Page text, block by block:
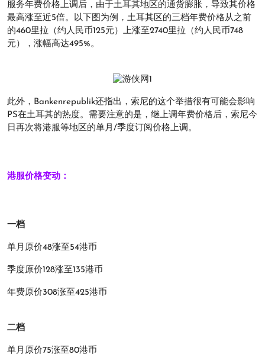
服务年费价格上调后，由于土耳其地区的通货膨胀，导致其价格
最高涨至近5倍。以下图为例，土耳其区的三档年费价格从之前
的460里拉（约人民币125元）上涨至2740里拉（约人民币748
元），涨幅高达495%。
此外，Bankenrepublik还指出，索尼的这个举措很有可能会影响
PS在土耳其的热度。需要注意的是，继上调年费价格后，索尼今
日再次将港服等地区的单月/季度订阅价格上调。
港服价格变动：
一档
单月原价48涨至54港币
季度原价128涨至135港币
年费原价308涨至425港币
二档
单月原价75涨至80港币